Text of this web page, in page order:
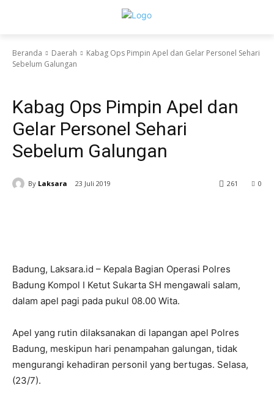
Beranda Daerah
Kabag Ops Pimpin Apel dan Gelar Personel Sehari
Sebelum Galungan
Kabag Ops Pimpin Apel dan
Gelar Personel Sehari
Sebelum Galungan
By Laksara 23 Juli 2019 0
261
Badung, Laksara.id – Kepala Bagian Operasi Polres
Badung Kompol I Ketut Sukarta SH mengawali salam,
dalam apel pagi pada pukul 08.00 Wita.
Apel yang rutin dilaksanakan di lapangan apel Polres
Badung, meskipun hari penampahan galungan, tidak
mengurangi kehadiran personil yang bertugas. Selasa,
(23/7).